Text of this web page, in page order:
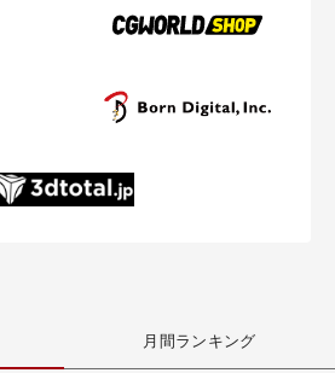
月間ランキング